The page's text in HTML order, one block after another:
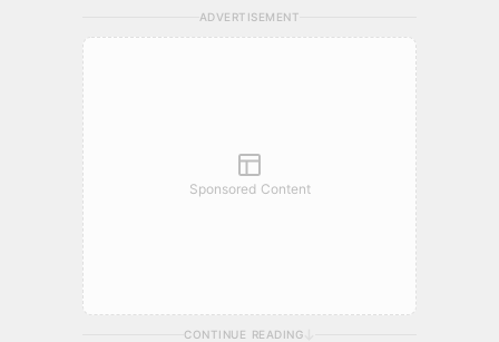
ADVERTISEMENT
Sponsored Content
CONTINUE READING